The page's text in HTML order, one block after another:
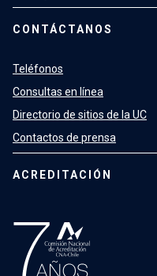
CONTÁCTANOS
Teléfonos
Consultas en línea
Directorio de sitios de la UC
Contactos de prensa
ACREDITACIÓN